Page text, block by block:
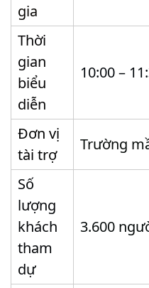
gia
Thời
gian
biểu
diễn
10:00 –
Đơn vị
tài trợ
Trường
Số
lượng
khách
tham
dự
3.600